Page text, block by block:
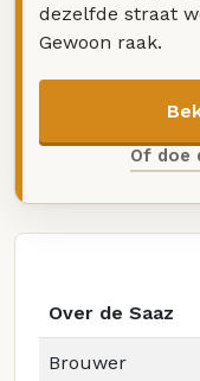
dezelfde straat
Gewoon raak.
Of doe
Over de Saaz
Brouwer